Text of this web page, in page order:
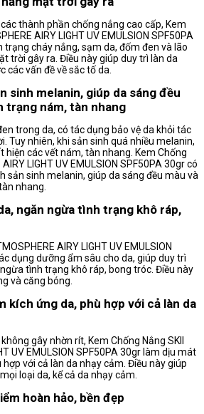
thành phần chống nắng cao cấp, Kem
AIRY LIGHT UV EMULSION SPF50PA
cháy nắng, sạm da, đốm đen và lão
trời gây ra. Điều này giúp duy trì làn da
các vấn đề về sắc tố da.
sinh melanin, giúp da sáng đều
trạng nám, tàn nhang
trong da, có tác dụng bảo vệ da khỏi tác
Tuy nhiên, khi sản sinh quá nhiều melanin,
hiện các vết nám, tàn nhang. Kem Chống
LIGHT UV EMULSION SPF50PA 30gr có
sản sinh melanin, giúp da sáng đều màu và
nhang.
ngăn ngừa tình trạng khô ráp,
AIRY LIGHT UV EMULSION
dụng dưỡng ẩm sâu cho da, giúp duy trì
tình trạng khô ráp, bong tróc. Điều này
và căng bóng.
kích ứng da, phù hợp với cả làn da
gây nhờn rít, Kem Chống Nắng SKII
UV EMULSION SPF50PA 30gr làm dịu mát
với cả làn da nhạy cảm. Điều này giúp
loại da, kể cả da nhạy cảm.
hoàn hảo, bền đẹp